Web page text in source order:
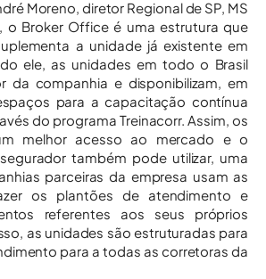
Moreno, diretor Regional de SP, MS
o Broker Office é uma estrutura que
a unidade já existente em
ele, as unidades em todo o Brasil
da companhia e disponibilizam, em
para a capacitação contínua
do programa Treinacorr. Assim, os
melhor acesso ao mercado e o
também pode utilizar, uma
parceiras da empresa usam as
os plantões de atendimento e
referentes aos seus próprios
as unidades são estruturadas para
para a todas as corretoras da